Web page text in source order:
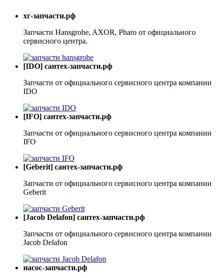
хг-запчасти.рф
Запчасти Hansgrohe, AXOR, Pharo от официального
сервисного центра.
[IDO] сантех-запчасти.рф
Запчасти от официального сервисного центра компании
IDO
[IFO] сантех-запчасти.рф
Запчасти от официального сервисного центра компании
IFO
[Geberit] сантех-запчасти.рф
Запчасти от официального сервисного центра компании
Geberit
[Jacob Delafon] сантех-запчасти.рф
Запчасти от официального сервисного центра компании
Jacob Delafon
насос-запчасти.рф